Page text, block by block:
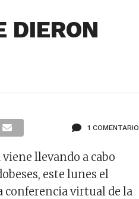
DIERON
1 COMENTARIO
llevando a cabo
este lunes el
conferencia virtual de la